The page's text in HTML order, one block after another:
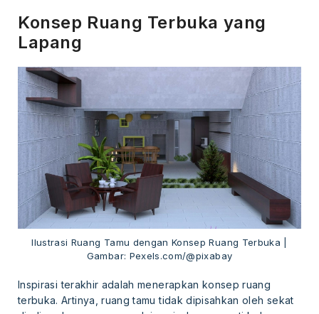
Konsep Ruang Terbuka yang
Lapang
Ilustrasi Ruang Tamu dengan Konsep Ruang Terbuka |
Gambar: Pexels.com/@pixabay
Inspirasi terakhir adalah menerapkan konsep ruang
terbuka. Artinya, ruang tamu tidak dipisahkan oleh sekat